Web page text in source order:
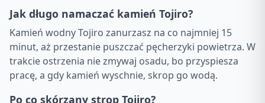
Jak długo namaczać kamień Tojiro?
Kamień wodny Tojiro zanurzasz na co najmniej 15
minut, aż przestanie puszczać pęcherzyki powietrza. W
trakcie ostrzenia nie zmywaj osadu, bo przyspiesza
pracę, a gdy kamień wyschnie, skrop go wodą.
Po co skórzany strop Tojiro?